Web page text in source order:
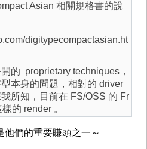
Asian 相關規格書的說
digitypecompactasian.ht
的 proprietary techniques，
本身的問題，相對的 driver
所知，目前在 FS/OSS 的 Fr
的 render 。
們的重要賺頭之一～